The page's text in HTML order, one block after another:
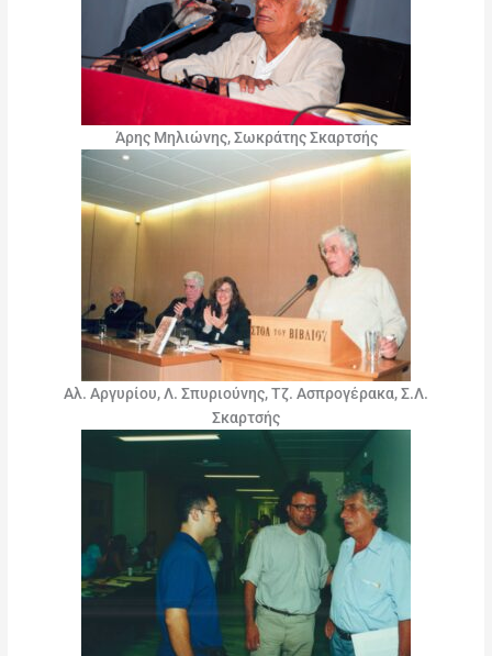
Άρης Μηλιώνης, Σωκράτης Σκαρτσής
Αλ. Αργυρίου, Λ. Σπυριούνης, Τζ. Ασπρογέρακα, Σ.Λ.
Σκαρτσής